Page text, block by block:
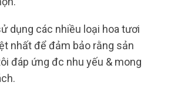
dụng các nhiều loại hoa tươi
nhất để đảm bảo rằng sản
đáp ứng đc nhu yếu & mong